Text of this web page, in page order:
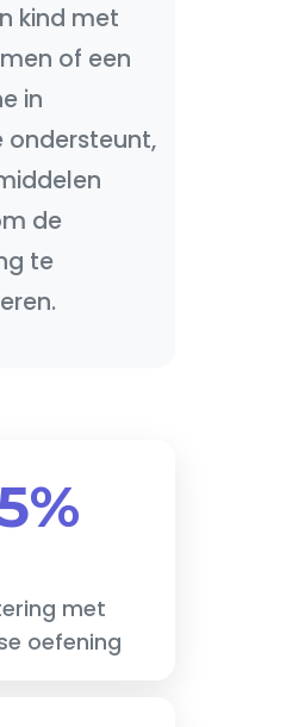
kind met
of een
in
ondersteunt,
de
te
met
oefening